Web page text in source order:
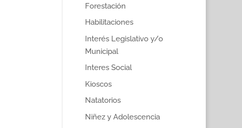
Forestación
Habilitaciones
Interés Legislativo y/o
Municipal
Interes Social
Kioscos
Natatorios
Niñez y Adolescencia